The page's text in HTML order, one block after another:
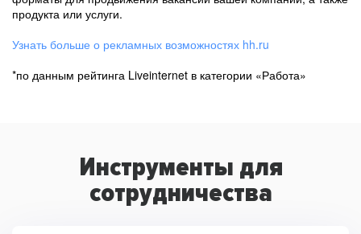
продукта или услуги.
Узнать больше о рекламных возможностях hh.ru
*по данным рейтинга Liveinternet в категории «Работа»
Инструменты для
сотрудничества